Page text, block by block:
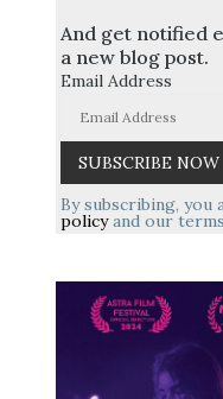
And get notified
a new blog post.
Email Address
By subscribing,
policyand our